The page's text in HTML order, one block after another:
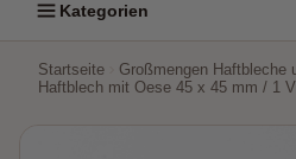
Kategorien
Pappen
Startseite
Großmengen Haftbleche
Haftblech mit Oese 45 x 45 mm / 1